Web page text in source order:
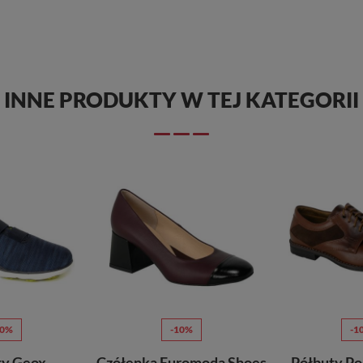
INNE PRODUKTY W TEJ KATEGORII
-10% -